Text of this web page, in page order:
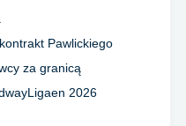
kontrakt Pawlickiego
za granicą
2026